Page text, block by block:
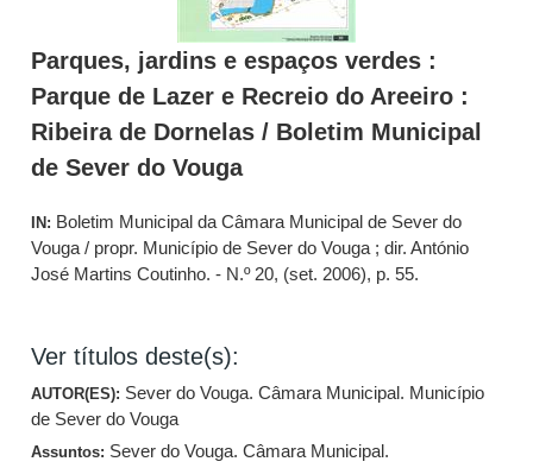
Parques, jardins e espaços verdes :
Parque de Lazer e Recreio do Areeiro :
Ribeira de Dornelas / Boletim Municipal
de Sever do Vouga
IN: Boletim Municipal da Câmara Municipal de Sever do
Vouga / propr. Município de Sever do Vouga ; dir. António
José Martins Coutinho. - N.º 20, (set. 2006), p. 55.
Ver títulos deste(s):
AUTOR(ES): Sever do Vouga. Câmara Municipal. Município
de Sever do Vouga
Assuntos: Sever do Vouga. Câmara Municipal.